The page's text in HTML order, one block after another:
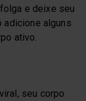
e deixe seu
adicione alguns
ativo.
seu corpo